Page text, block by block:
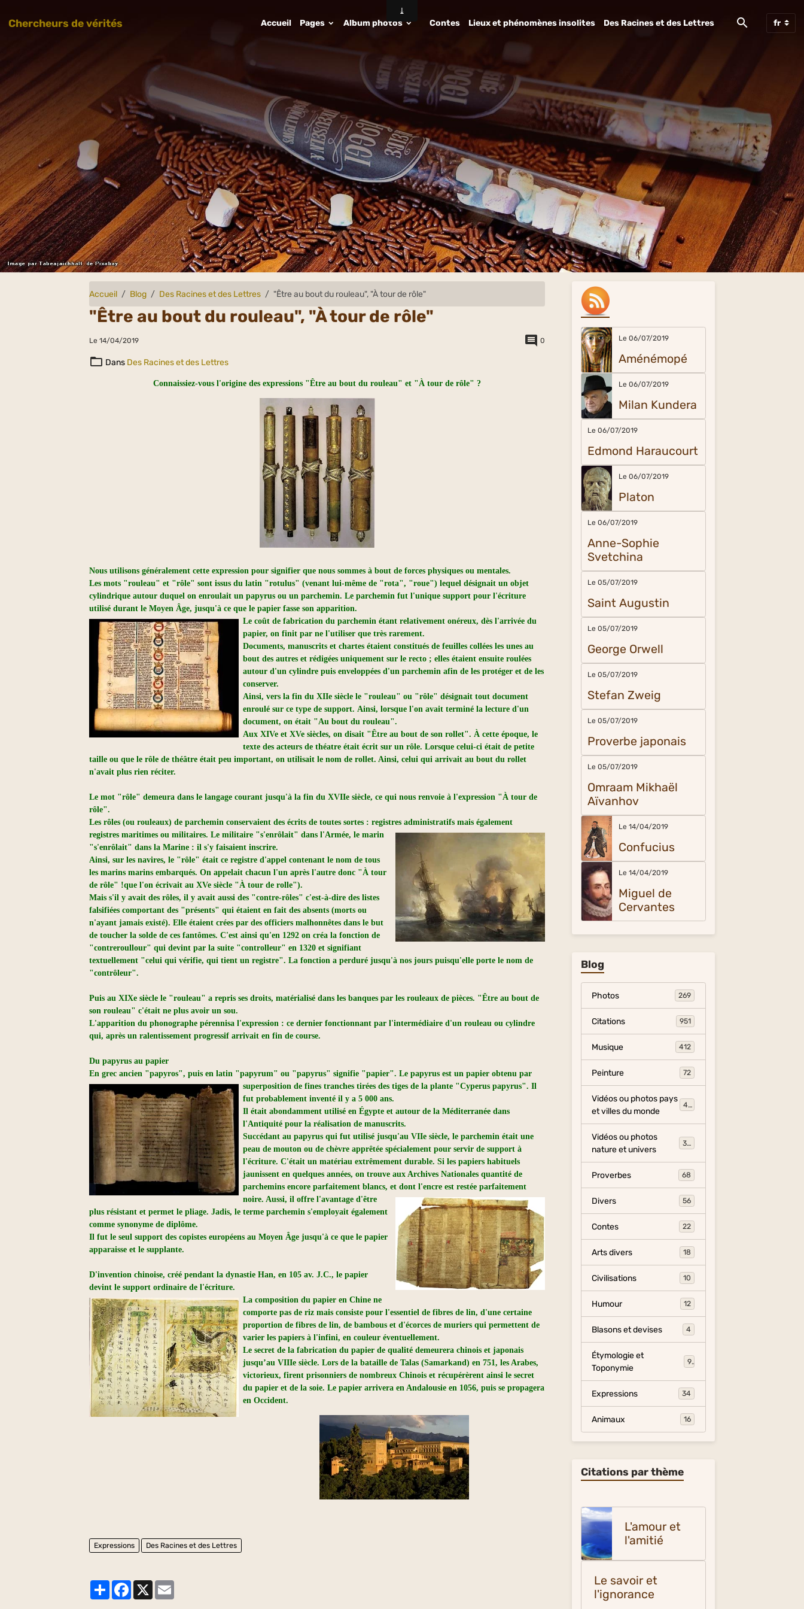
Chercheurs de vérités Accueil Pages Album photos Contes Lieux et phénomènes insolites Des Racines et des Lettres
Accueil Blog Des Racines et des Lettres "Être au bout du rouleau", "À tour de rôle"
"Être au bout du rouleau", "À tour de rôle"
Le 14/04/2019 0
Dans Des Racines et des Lettres
Connaissiez-vous l'origine des expressions "Être au bout du rouleau" et "À tour de rôle" ?
Nous utilisons généralement cette expression pour signifier que nous sommes à bout de forces physiques ou mentales.
Les mots "rouleau" et "rôle" sont issus du latin "rotulus" (venant lui-même de "rota", "roue") lequel désignait un objet
cylindrique autour duquel on enroulait un papyrus ou un parchemin. Le parchemin fut l'unique support pour l'écriture
utilisé durant le Moyen Âge, jusqu'à ce que le papier fasse son apparition.
Le coût de fabrication du parchemin étant relativement onéreux, dès l'arrivée du
papier, on finit par ne l'utiliser que très rarement.
Documents, manuscrits et chartes étaient constitués de feuilles collées les unes au
bout des autres et rédigées uniquement sur le recto ; elles étaient ensuite roulées
autour d'un cylindre puis enveloppées d'un parchemin afin de les protéger et de les
conserver.
Ainsi, vers la fin du XIIe siècle le "rouleau" ou "rôle" désignait tout document
enroulé sur ce type de support. Ainsi, lorsque l'on avait terminé la lecture d'un
document, on était "Au bout du rouleau".
Aux XIVe et XVe siècles, on disait "Être au bout de son rollet". À cette époque, le
texte des acteurs de théatre était écrit sur un rôle. Lorsque celui-ci était de petite
taille ou que le rôle de théâtre était peu important, on utilisait le nom de rollet. Ainsi, celui qui arrivait au bout du rollet
n'avait plus rien réciter.
Le mot "rôle" demeura dans le langage courant jusqu'à la fin du XVIIe siècle, ce qui nous renvoie à l'expression "À tour de
rôle".
Les rôles (ou rouleaux) de parchemin conservaient des écrits de toutes sortes : registres administratifs mais également
registres maritimes ou militaires. Le militaire "s'enrôlait"dans l'Armée, le marin
"s'enrôlait" dans la Marine : il s'y faisaient inscrire.
Ainsi, sur les navires, le "rôle" était ce registre d'appel contenant le nom de tous
les marins marins embarqués. On appelait chacun l'un après l'autre donc "À tour
de rôle" !que l'on écrivait au XVe siècle "À tour de rolle").
Mais s'il y avait des rôles, il y avait aussi des "contre-rôles" c'est-à-dire des listes
falsifiées comportant des "présents" qui étaient en fait des absents (morts ou
n'ayant jamais existé). Elle étaient crées par des officiers malhonnêtes dans le but
de toucher la solde de ces fantômes. C'est ainsi qu'en 1292 on créa la fonction de
"contreroullour" qui devint par la suite "controlleur" en 1320 et signifiant
textuellement "celui qui vérifie, qui tient un registre". La fonction a perduré jusqu'à nos jours puisqu'elle porte le nom de
"contrôleur".
Puis au XIXe siècle le "rouleau" a repris ses droits, matérialisé dans les banques par les rouleaux de pièces. "Être au bout de
son rouleau" c'était ne plus avoir un sou.
L'apparition du phonographe pérennisa l'expression : ce dernier fonctionnant par l'intermédiaire d'un rouleau ou cylindre
qui, après un ralentissement progressif arrivait en fin de course.
Du papyrus au papier
En grec ancien "papyros", puis en latin "papyrum" ou "papyrus" signifie "papier".Le papyrus est un papier obtenu par
superposition de fines tranches tirées des tiges de la plante "Cyperus papyrus". Il
fut probablement inventé il y a 5 000 ans.
Il était abondamment utilisé en Égypte et autour de la Méditerranée dans
l'Antiquité pour la réalisation de manuscrits.
Succédant au papyrus qui fut utilisé jusqu'au VIIe siècle, le parchemin était une
peau de mouton ou de chèvre apprêtée spécialement pour servir de support à
l'écriture. C'était un matériau extrêmement durable. Si les papiers habituels
jaunissent en quelques années, on trouve aux Archives Nationales quantité de
parchemins encore parfaitement blancs, et dont l'encre est restée parfaitement
noire. Aussi, il offre l'avantage d'être
plus résistant et permet le pliage. Jadis, le terme parchemin s'employait également
comme synonyme de diplôme.
Il fut le seul support des copistes européens au Moyen Âge jusqu'à ce que le papier
apparaisse et le supplante.
D'invention chinoise, créé pendant la dynastie Han, en 105 av. J.C., le papier
devint le support ordinaire de l'écriture.
La composition du papier en Chine ne
comporte pas de riz mais consiste pour l'essentiel de fibres de lin, d'une certaine
proportion de fibres de lin, de bambous et d'écorces de muriers qui permettent de
varier les papiers à l'infini, en couleur éventuellement.
Le secret de la fabrication du papier de qualité demeurera chinois et japonais
jusqu’au VIIIe siècle. Lors de la bataille de Talas (Samarkand) en 751, les Arabes,
victorieux, firent prisonniers de nombreux Chinois et récupérèrent ainsi le secret
du papier et de la soie. Le papier arrivera en Andalousie en 1056, puis se propagera
en Occident.
Expressions Des Racines et des Lettres
PartagerFacebook
X
Le 06/07/2019
Aménémopé
Le 06/07/2019
Milan Kundera
Le 06/07/2019
Edmond Haraucourt
Le 06/07/2019
Platon
Le 06/07/2019
Anne-Sophie
Svetchina
Le 05/07/2019
Saint Augustin
Le 05/07/2019
George Orwell
Le 05/07/2019
Stefan Zweig
Le 05/07/2019
Proverbe japonais
Le 05/07/2019
Omraam Mikhaël
Aïvanhov
Le 14/04/2019
Confucius
Le 14/04/2019
Miguel de
Cervantes
Blog
Photos 269
Citations 951
Musique 412
Peinture 72
Vidéos ou photos pays
et villes du monde
454
Vidéos ou photos
nature et univers
325
Proverbes 68
Divers 56
Contes 22
Arts divers 18
Civilisations 10
Humour 12
Blasons et devises 4
Étymologie et
Toponymie
9
Expressions 34
Animaux 16
Citations par thème
L'amour et
l'amitié
Le savoir et
l'ignorance